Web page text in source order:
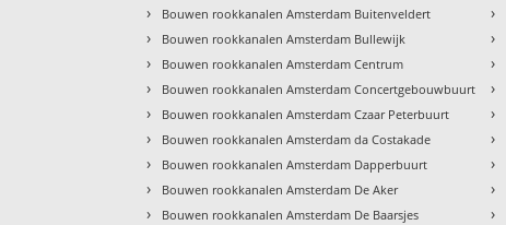
› Bouwen rookkanalen Amsterdam Buitenveldert
› Bouwen rookkanalen Amsterdam Bullewijk
› Bouwen rookkanalen Amsterdam Centrum
› Bouwen rookkanalen Amsterdam Concertgebouwbuurt
› Bouwen rookkanalen Amsterdam Czaar Peterbuurt
› Bouwen rookkanalen Amsterdam da Costakade
› Bouwen rookkanalen Amsterdam Dapperbuurt
› Bouwen rookkanalen Amsterdam De Aker
› Bouwen rookkanalen Amsterdam De Baarsjes
›
›
›
›
›
›
›
›
›